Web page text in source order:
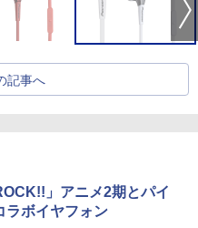
記事へ
」アニメ2期とパイ
ラボイヤフォン